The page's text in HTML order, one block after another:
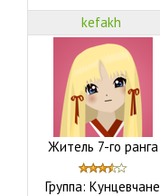
kefakh
Житель 7-го ранга
Группа: Кунцевчане